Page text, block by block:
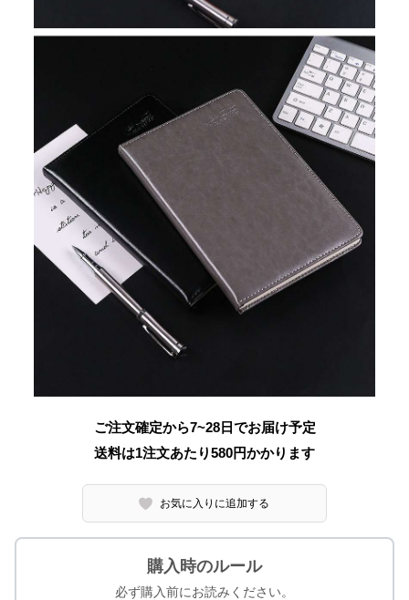
ご注文確定から7~28日でお届け予定
送料は1注文あたり580円かかります
お気に入りに追加する
購入時のルール
必ず購入前にお読みください。